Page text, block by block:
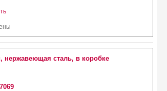
нержавеющая сталь, в коробке
7069